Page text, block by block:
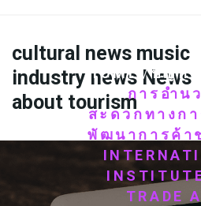
content
cultural news music
industry news News
about tourism
HOME /ปัญหา
ค้า /การอำน
สะดวกทางกา
พัฒนาการค้า
TRADE